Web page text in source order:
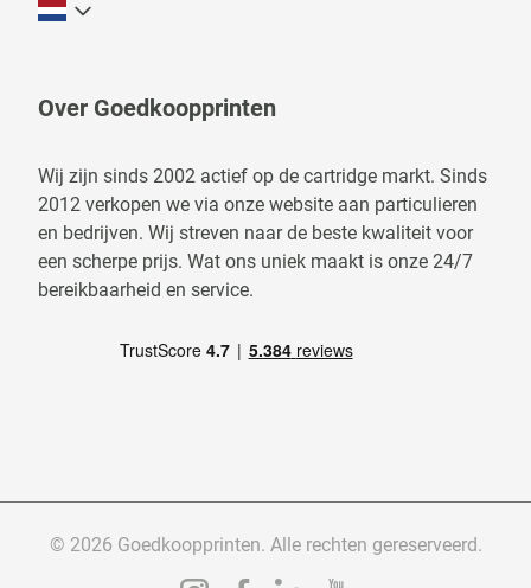
Over Goedkoopprinten
Wij zijn sinds 2002 actief op de cartridge markt. Sinds
2012 verkopen we via onze website aan particulieren
en bedrijven. Wij streven naar de beste kwaliteit voor
een scherpe prijs. Wat ons uniek maakt is onze 24/7
bereikbaarheid en service.
© 2026 Goedkoopprinten. Alle rechten gereserveerd.